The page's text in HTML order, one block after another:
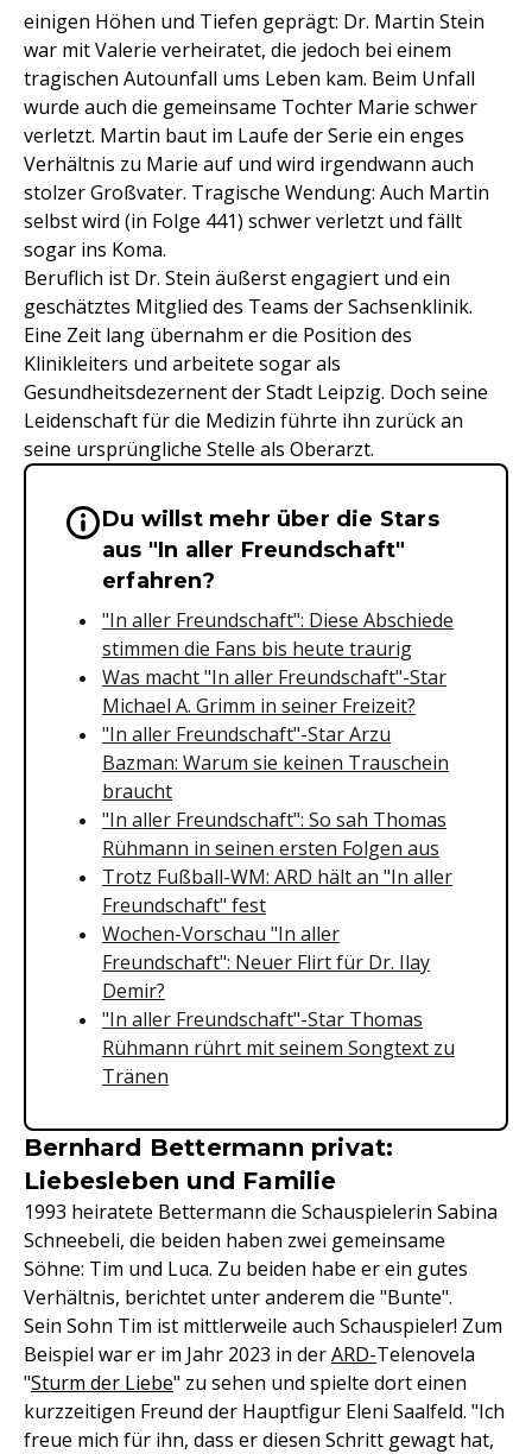
einigen Höhen und Tiefen geprägt: Dr. Martin Stein
war mit Valerie verheiratet, die jedoch bei einem
tragischen Autounfall ums Leben kam. Beim Unfall
wurde auch die gemeinsame Tochter Marie schwer
verletzt. Martin baut im Laufe der Serie ein enges
Verhältnis zu Marie auf und wird irgendwann auch
stolzer Großvater. Tragische Wendung: Auch Martin
selbst wird (in Folge 441) schwer verletzt und fällt
sogar ins Koma.
Beruflich ist Dr. Stein äußerst engagiert und ein
geschätztes Mitglied des Teams der Sachsenklinik.
Eine Zeit lang übernahm er die Position des
Klinikleiters und arbeitete sogar als
Gesundheitsdezernent der Stadt Leipzig. Doch seine
Leidenschaft für die Medizin führte ihn zurück an
seine ursprüngliche Stelle als Oberarzt.
Wichtige Hinweise &
Du willst mehr über die Stars
aus "In aller Freundschaft"
erfahren?
"In aller Freundschaft": Diese Abschiede
stimmen die Fans bis heute traurig
Was macht "In aller Freundschaft"-Star
Michael A. Grimm in seiner Freizeit?
"In aller Freundschaft"-Star Arzu
Bazman: Warum sie keinen Trauschein
braucht
"In aller Freundschaft": So sah Thomas
Rühmann in seinen ersten Folgen aus
Trotz Fußball-WM: ARD hält an "In aller
Freundschaft" fest
Wochen-Vorschau "In aller
Freundschaft": Neuer Flirt für Dr. Ilay
Demir?
"In aller Freundschaft"-Star Thomas
Rühmann rührt mit seinem Songtext zu
Tränen
Bernhard Bettermann privat:
Liebesleben und Familie
1993 heiratete Bettermann die Schauspielerin Sabina
Schneebeli, die beiden haben zwei gemeinsame
Söhne: Tim und Luca. Zu beiden habe er ein gutes
Verhältnis, berichtet unter anderem die "Bunte".
Sein Sohn Tim ist mittlerweile auch Schauspieler! Zum
Beispiel war er im Jahr 2023 in derARD-Telenovela
"Sturm der Liebe" zu sehen und spielte dort einen
kurzzeitigen Freund der Hauptfigur Eleni Saalfeld. "Ich
freue mich für ihn, dass er diesen Schritt gewagt hat,